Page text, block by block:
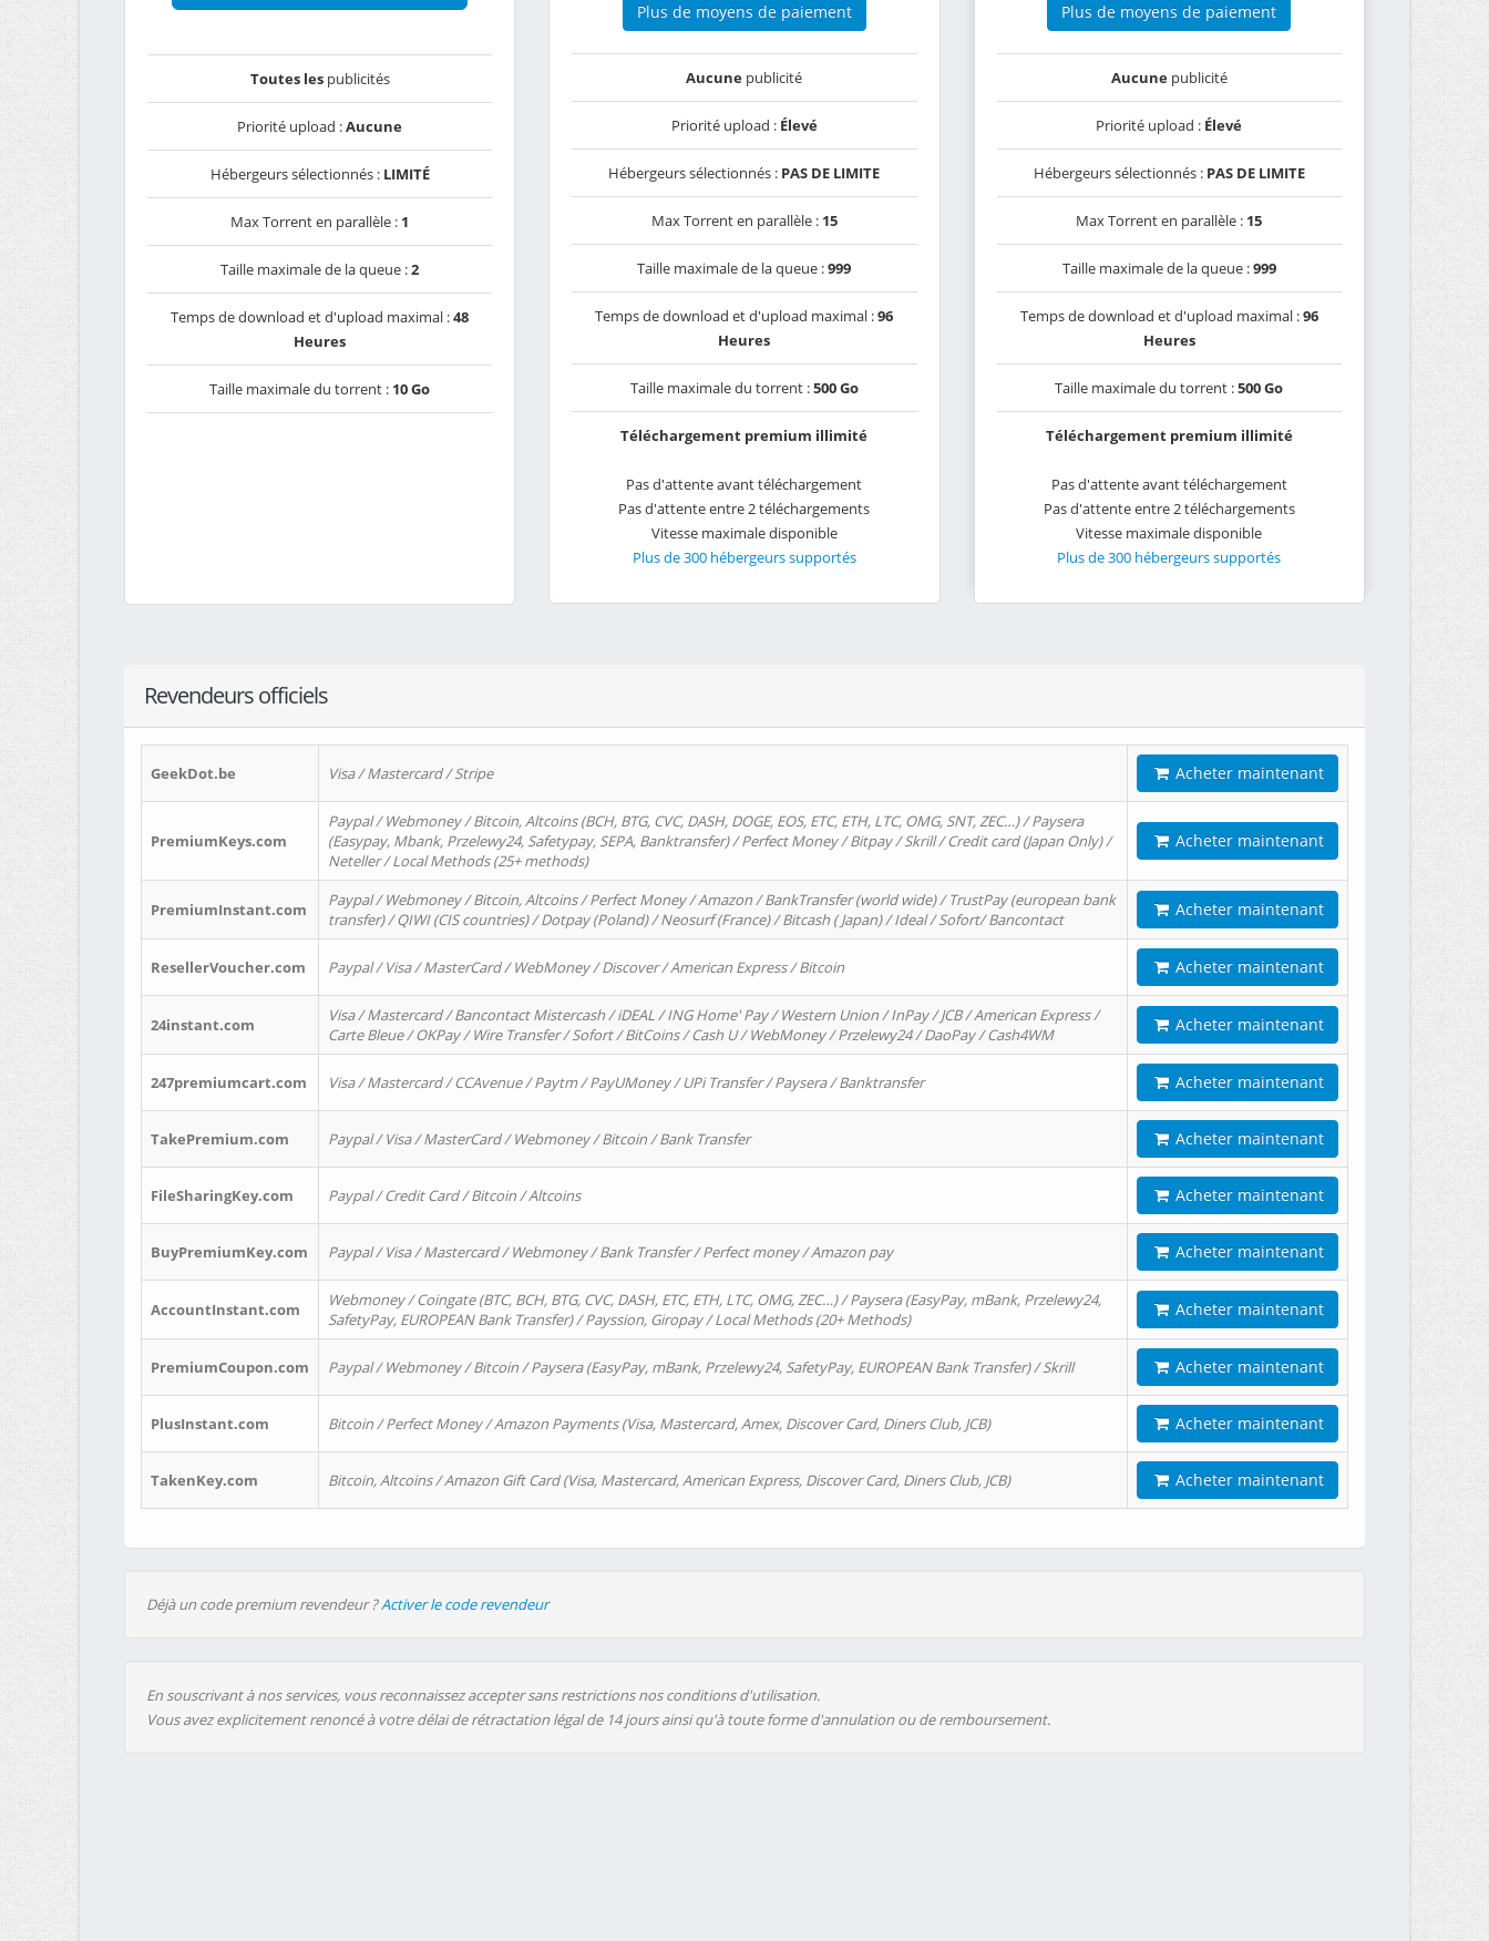
Toutes lespublicités
Priorité upload :Aucune
Hébergeurs sélectionnés : LIMITÉ
Max Torrent en parallèle : 1
Taille maximale de la queue :2
Temps de download et d'upload maximal :48
Heures
Taille maximale du torrent : 10 Go
Plus de moyens de paiement
Aucune publicité
Priorité upload : Élevé
Hébergeurs sélectionnés : PAS DE LIMITE
Max Torrent en parallèle : 15
Taille maximale de la queue :999
Temps de download et d'upload maximal :96
Heures
Taille maximale du torrent :500 Go
Téléchargement premium illimité
Pas d'attente avant téléchargement
Pas d'attente entre 2 téléchargements
Vitesse maximale disponible
Plus de 300 hébergeurs supportés
Plus de moyens de paiement
Aucunepublicité
Priorité upload : Élevé
Hébergeurs sélectionnés : PAS DE LIMITE
Max Torrent en parallèle : 15
Taille maximale de la queue :999
Temps de download et d'upload maximal :96
Heures
Taille maximale du torrent :500 Go
Téléchargement premium illimité
Pas d'attente avant téléchargement
Pas d'attente entre 2 téléchargements
Vitesse maximale disponible
Plus de 300 hébergeurs supportés
Revendeurs officiels
GeekDot.be Visa / Mastercard / Stripe Acheter maintenant
PremiumKeys.com
Paypal / Webmoney / Bitcoin, Altcoins (BCH, BTG, CVC, DASH, DOGE, EOS, ETC, ETH, LTC, OMG, SNT, ZEC…) / Paysera
(Easypay, Mbank, Przelewy24, Safetypay, SEPA, Banktransfer) / Perfect Money / Bitpay / Skrill / Credit card (Japan Only) /
Neteller / Local Methods (25+ methods)
Acheter maintenant
PremiumInstant.com
Paypal / Webmoney / Bitcoin, Altcoins / Perfect Money / Amazon / BankTransfer (world wide) / TrustPay (european bank
transfer) / QIWI (CIS countries) / Dotpay (Poland) / Neosurf (France) / Bitcash ( Japan) / Ideal / Sofort/ Bancontact
Acheter maintenant
ResellerVoucher.com Paypal / Visa / MasterCard / WebMoney / Discover / American Express / Bitcoin Acheter maintenant
24instant.com
Visa / Mastercard / Bancontact Mistercash / iDEAL / ING Home' Pay / Western Union / InPay / JCB / American Express /
Carte Bleue / OKPay / Wire Transfer / Sofort / BitCoins / Cash U / WebMoney / Przelewy24 / DaoPay / Cash4WM
Acheter maintenant
247premiumcart.com Visa / Mastercard / CCAvenue / Paytm / PayUMoney / UPi Transfer / Paysera / Banktransfer Acheter maintenant
TakePremium.com Paypal / Visa / MasterCard / Webmoney / Bitcoin / Bank Transfer Acheter maintenant
FileSharingKey.com Paypal / Credit Card / Bitcoin / Altcoins Acheter maintenant
BuyPremiumKey.com Paypal / Visa / Mastercard / Webmoney / Bank Transfer / Perfect money / Amazon pay Acheter maintenant
AccountInstant.com
Webmoney / Coingate (BTC, BCH, BTG, CVC, DASH, ETC, ETH, LTC, OMG, ZEC…) / Paysera (EasyPay, mBank, Przelewy24,
SafetyPay, EUROPEAN Bank Transfer) / Payssion, Giropay / Local Methods (20+ Methods)
Acheter maintenant
PremiumCoupon.com Paypal / Webmoney / Bitcoin / Paysera (EasyPay, mBank, Przelewy24, SafetyPay, EUROPEAN Bank Transfer) / Skrill Acheter maintenant
PlusInstant.com Bitcoin / Perfect Money / Amazon Payments (Visa, Mastercard, Amex, Discover Card, Diners Club, JCB) Acheter maintenant
TakenKey.com Bitcoin, Altcoins / Amazon Gift Card (Visa, Mastercard, American Express, Discover Card, Diners Club, JCB) Acheter maintenant
Déjà un code premium revendeur ?Activer le code revendeur
En souscrivant à nos services, vous reconnaissez accepter sans restrictions nos conditions d'utilisation.
Vous avez explicitement renoncé à votre délai de rétractation légal de 14 jours ainsi qu'à toute forme d'annulation ou de remboursement.